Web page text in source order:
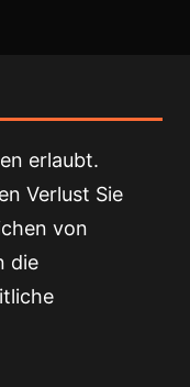
erlaubt.
Verlust Sie
von
die